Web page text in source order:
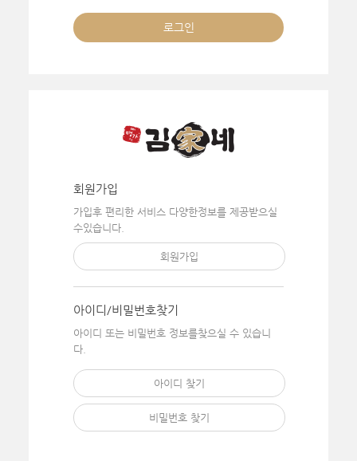
로그인
회원가입
가입후 편리한 서비스 다양한정보를 제공받으실
수있습니다.
회원가입
아이디/비밀번호찾기
아이디 또는 비밀번호 정보를찾으실 수 있습니
다.
아이디 찾기
비밀번호 찾기